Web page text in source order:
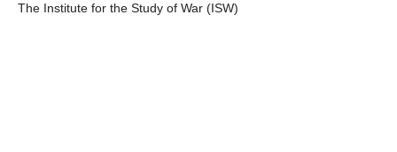
The Institute for the Study of War (ISW)